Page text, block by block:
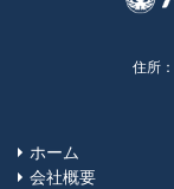
住所
ホーム
会社概要